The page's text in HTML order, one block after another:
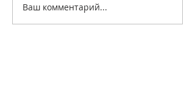
Ваш комментарий...